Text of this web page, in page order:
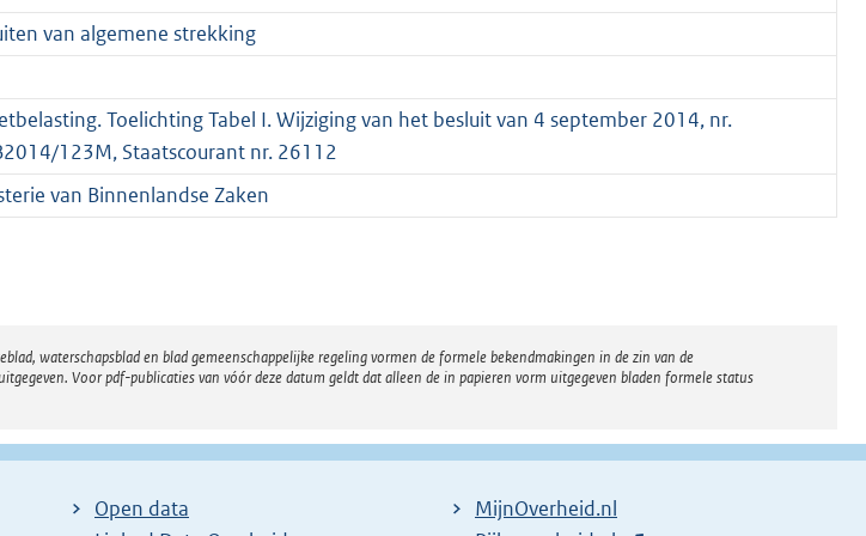
van algemene strekking
Toelichting Tabel I. Wijziging van het besluit van 4 september 2014, nr.
123M, Staatscourant nr. 26112
van Binnenlandse Zaken
waterschapsblad en blad gemeenschappelijke regeling vormen de formele bekendmakingen in de zin van de
Voor pdf-publicaties van vóór deze datum geldt dat alleen de in papieren vorm uitgegeven bladen formele status
Open data
MijnOverheid.nl